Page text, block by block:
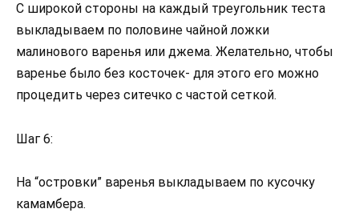
С широкой стороны на каждый треугольник теста
выкладываем по половине чайной ложки
малинового варенья или джема. Желательно, чтобы
варенье было без косточек- для этого его можно
процедить через ситечко с частой сеткой.
Шаг 6:
На “островки” варенья выкладываем по кусочку
камамбера.